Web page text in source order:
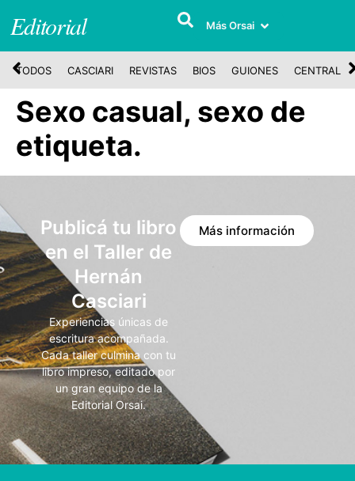
Editorial Más Orsai
TODOS CASCIARI REVISTAS BIOS GUIONES CENTRAL
Sexo casual, sexo de
etiqueta.
Publicá tu libro
en el Taller de
Hernán
Casciari
Experiencias únicas de
escritura acompañada.
Cada taller culmina con tu
libro impreso, editado por
un gran equipo de la
Editorial Orsai.
Más información